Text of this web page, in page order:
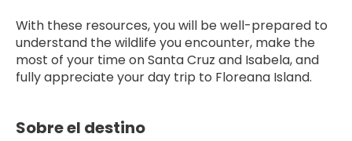
With these resources, you will be well-prepared to
understand the wildlife you encounter, make the
most of your time on Santa Cruz and Isabela, and
fully appreciate your day trip to Floreana Island.
Sobre el destino